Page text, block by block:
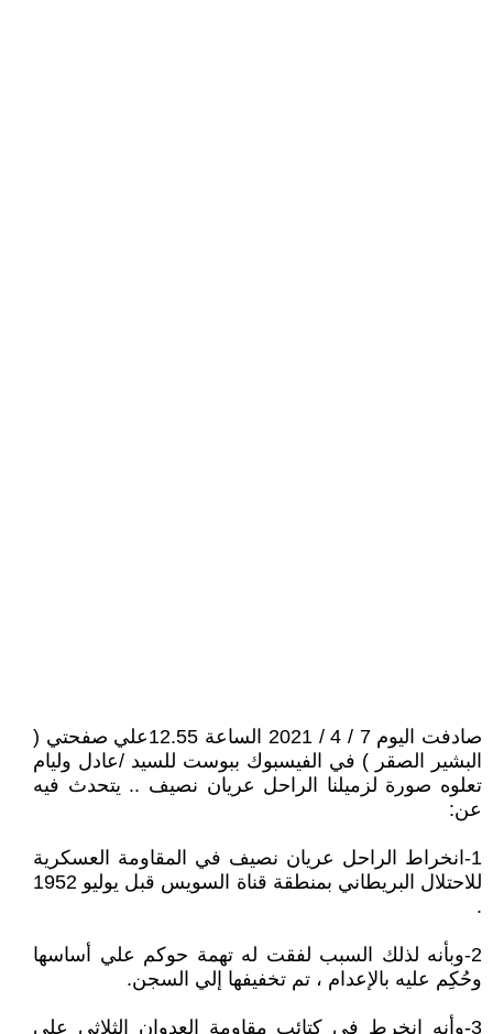
صادفت اليوم 7 / 4 / 2021 الساعة 12.55علي صفحتي (
البشير الصقر ) في الفيسبوك ببوست للسيد /عادل وليام
تعلوه صورة لزميلنا الراحل عريان نصيف .. يتحدث فيه
عن:
1-انخراط الراحل عريان نصيف في المقاومة العسكرية
للاحتلال البريطاني بمنطقة قناة السويس قبل يوليو 1952
.
2-وبأنه لذلك السبب لفقت له تهمة حوكم علي أساسها
وحُكِم عليه بالإعدام ، تم تخفيفها إلي السجن.
3-وأنه انخرط في كتائب مقاومة العدوان الثلاثي علي